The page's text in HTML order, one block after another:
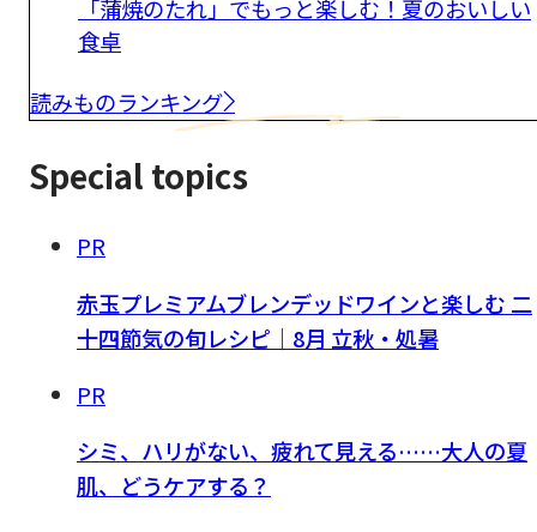
「蒲焼のたれ」でもっと楽しむ！夏のおいしい
食卓
読みものランキング
Special topics
PR
赤玉プレミアムブレンデッドワインと楽しむ 二
十四節気の旬レシピ｜8月 立秋・処暑
PR
シミ、ハリがない、疲れて見える……大人の夏
肌、どうケアする？